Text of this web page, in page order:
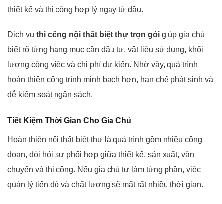
thiết kế và thi công hợp lý ngay từ đầu.
Dịch vụ thi công nội thất biệt thự trọn gói giúp gia chủ
biết rõ từng hạng mục cần đầu tư, vật liệu sử dụng, khối
lượng công việc và chi phí dự kiến. Nhờ vậy, quá trình
hoàn thiện công trình minh bạch hơn, hạn chế phát sinh và
dễ kiểm soát ngân sách.
Tiết Kiệm Thời Gian Cho Gia Chủ
Hoàn thiện nội thất biệt thự là quá trình gồm nhiều công
đoạn, đòi hỏi sự phối hợp giữa thiết kế, sản xuất, vận
chuyển và thi công. Nếu gia chủ tự làm từng phần, việc
quản lý tiến độ và chất lượng sẽ mất rất nhiều thời gian.